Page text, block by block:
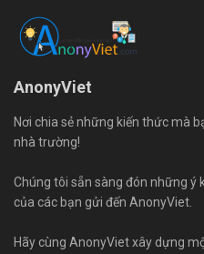
AnonyViet
Nơi chia sẻ những kiến thức mà
nhà trường!
Chúng tôi sẵn sàng đón những ý
của các bạn gửi đến AnonyViet.
Hãy cùng AnonyViet xây dựng